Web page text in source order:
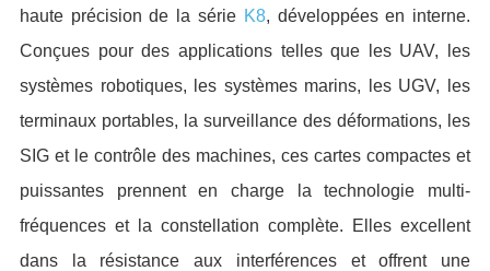
haute précision de la série K8, développées en interne.
Conçues pour des applications telles que les UAV, les
systèmes robotiques, les systèmes marins, les UGV, les
terminaux portables, la surveillance des déformations, les
SIG et le contrôle des machines, ces cartes compactes et
puissantes prennent en charge la technologie multi-
fréquences et la constellation complète. Elles excellent
dans la résistance aux interférences et offrent une